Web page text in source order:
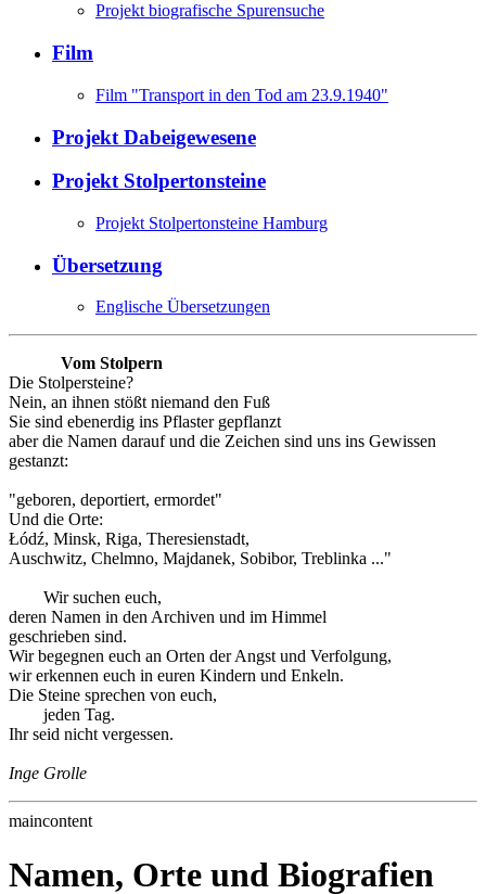
Projekt biografische Spurensuche
Film
Film "Transport in den Tod am 23.9.1940"
Projekt Dabeigewesene
Projekt Stolpertonsteine
Projekt Stolpertonsteine Hamburg
Übersetzung
Englische Übersetzungen
Vom Stolpern
Die Stolpersteine?
Nein, an ihnen stößt niemand den Fuß
Sie sind ebenerdig ins Pflaster gepflanzt
aber die Namen darauf und die Zeichen sind uns ins Gewissen
gestanzt:
"geboren, deportiert, ermordet"
Und die Orte:
Łódź, Minsk, Riga, Theresienstadt,
Auschwitz, Chelmno, Majdanek, Sobibor, Treblinka ..."
Wir suchen euch,
deren Namen in den Archiven und im Himmel
geschrieben sind.
Wir begegnen euch an Orten der Angst und Verfolgung,
wir erkennen euch in euren Kindern und Enkeln.
Die Steine sprechen von euch,
jeden Tag.
Ihr seid nicht vergessen.
Inge Grolle
maincontent
Namen, Orte und Biografien